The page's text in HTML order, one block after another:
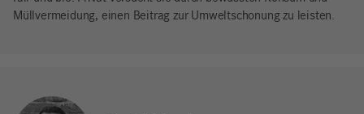
Müllvermeidung, einen Beitrag zur Umweltschonung zu leisten.